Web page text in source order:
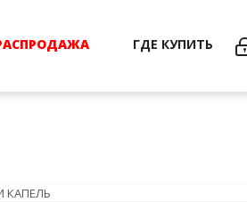
ГДЕ КУПИТЬ
КАПЕЛЬ